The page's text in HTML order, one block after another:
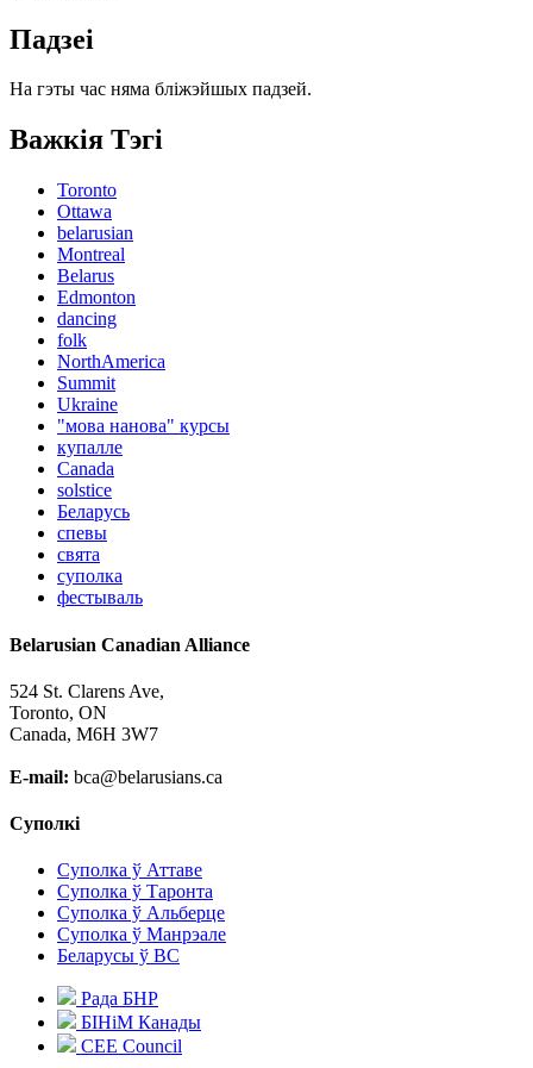
Падзеі
На гэты час няма бліжэйшых падзей.
Важкiя Тэгі
Toronto
Ottawa
belarusian
Montreal
Belarus
Edmonton
dancing
folk
NorthAmerica
Summit
Ukraine
"мова нанова" курсы
купалле
Canada
solstice
Беларусь
спевы
свята
суполка
фестываль
Belarusian Canadian Alliance
524 St. Clarens Ave,
Toronto, ON
Canada, M6H 3W7
E-mail: bca@belarusians.ca
Суполкі
Суполка ў Аттаве
Суполка ў Таронта
Суполка ў Альберце
Суполка ў Манрэале
Беларусы ў ВС
Рада БНР
БІНіМ Канады
CEE Council